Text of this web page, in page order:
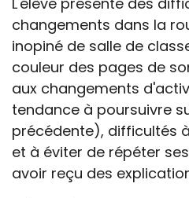
changements dans la
inopiné de salle de
couleur des pages de
aux changements
tendance à poursuivre
précédente), difficultés
et à éviter de répéter
avoir reçu des